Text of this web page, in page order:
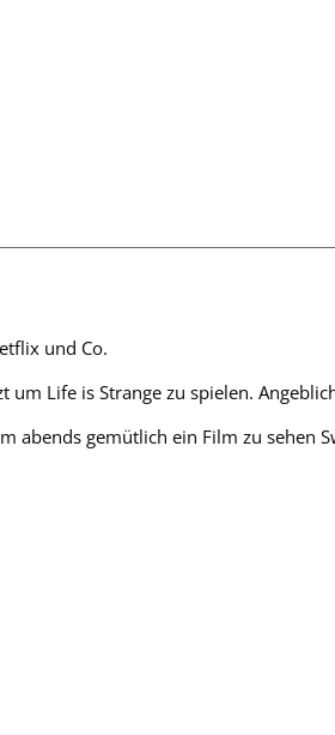
und Co.
um Life is Strange zu spielen.
abends gemütlich ein Film zu sehen